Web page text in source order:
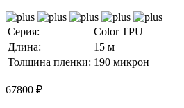
Серия:
Color TPU
Длина:
15 м
Толщина пленки: 190 микрон
67800 ₽